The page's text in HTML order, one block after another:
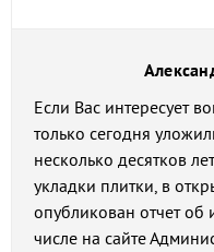
Если Вас интересует
только сегодня
несколько десятков
укладки плитки, в
опубликован отчет
числе на сайте